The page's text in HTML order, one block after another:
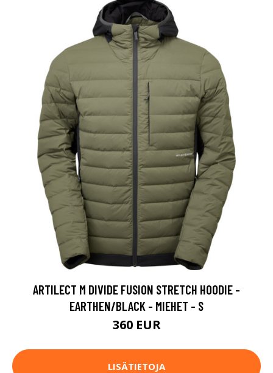
ARTILECT M DIVIDE FUSION STRETCH HOODIE -
EARTHEN/BLACK - MIEHET - S
360 EUR
LISÄTIETOJA